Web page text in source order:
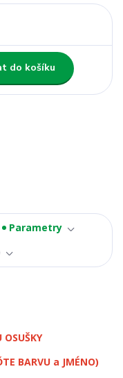
do košíku
Parametry
OSUŠKY
BARVU a JMÉNO)